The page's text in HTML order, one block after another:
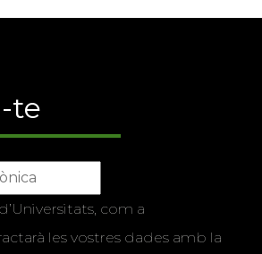
te
com a
les vostres dades amb la